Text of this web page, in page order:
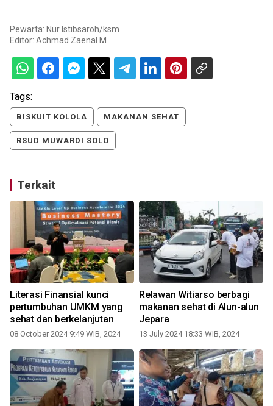
Pewarta: Nur Istibsaroh/ksm
Editor: Achmad Zaenal M
Tags:
BISKUIT KOLOLA MAKANAN SEHAT
RSUD MUWARDI SOLO
Terkait
Literasi Finansial kunci
pertumbuhan UMKM yang
sehat dan berkelanjutan
08 October 2024 9:49 WIB, 2024
Relawan Witiarso berbagi
makanan sehat di Alun-alun
Jepara
13 July 2024 18:33 WIB, 2024